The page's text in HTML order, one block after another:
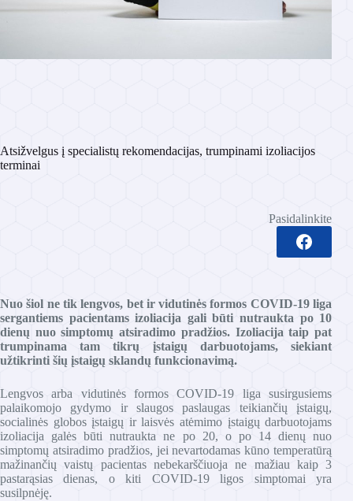
Atsižvelgus į specialistų rekomendacijas, trumpinami izoliacijos
terminai
Pasidalinkite
Nuo šiol ne tik lengvos, bet ir vidutinės formos COVID-19 liga
sergantiems pacientams izoliacija gali būti nutraukta po 10
dienų nuo simptomų atsiradimo pradžios. Izoliacija taip pat
trumpinama tam tikrų įstaigų darbuotojams, siekiant
užtikrinti šių įstaigų sklandų funkcionavimą.
Lengvos arba vidutinės formos COVID-19 liga susirgusiems
palaikomojo gydymo ir slaugos paslaugas teikiančių įstaigų,
socialinės globos įstaigų ir laisvės atėmimo įstaigų darbuotojams
izoliacija galės būti nutraukta ne po 20, o po 14 dienų nuo
simptomų atsiradimo pradžios, jei nevartodamas kūno temperatūrą
mažinančių vaistų pacientas nebekarščiuoja ne mažiau kaip 3
pastarąsias dienas, o kiti COVID-19 ligos simptomai yra
susilpnėję.